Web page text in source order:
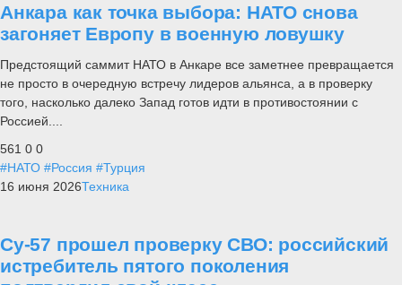
Анкара как точка выбора: НАТО снова
загоняет Европу в военную ловушку
Предстоящий саммит НАТО в Анкаре все заметнее превращается
не просто в очередную встречу лидеров альянса, а в проверку
того, насколько далеко Запад готов идти в противостоянии с
Россией....
561 0 0
#НАТО #Россия #Турция
16 июня 2026Техника
Су-57 прошел проверку СВО: российский
истребитель пятого поколения